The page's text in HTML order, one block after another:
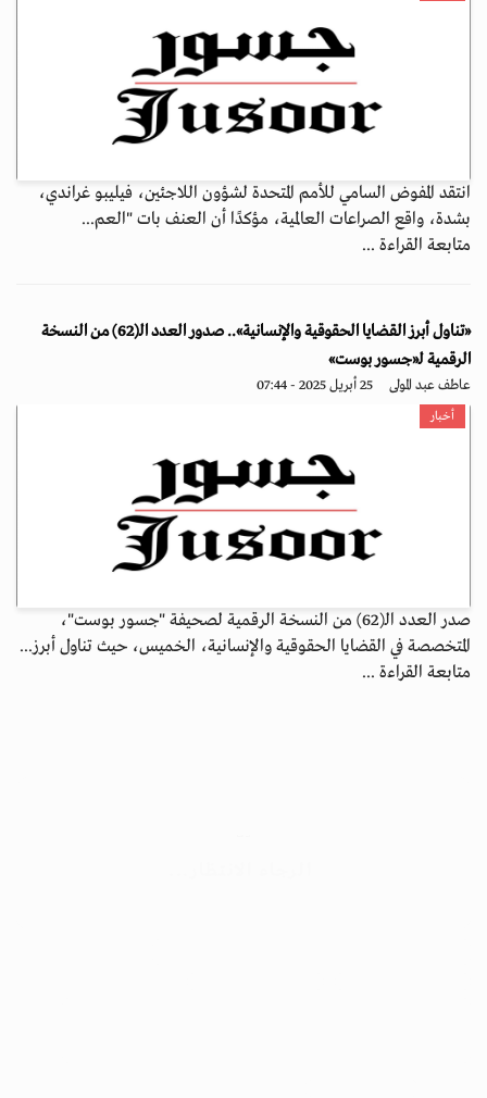
انتقد المفوض السامي للأمم المتحدة لشؤون اللاجئين، فيليبو غراندي،
بشدة، واقع الصراعات العالمية، مؤكدًا أن العنف بات "العم...
متابعة القراءة ...
«تناول أبرز القضايا الحقوقية والإنسانية».. صدور العدد الـ(62) من النسخة
الرقمية لـ«جسور بوست»
عاطف عبد المولى 25 أبريل 2025 - 07:44
أخبار
صدر العدد الـ(62) من النسخة الرقمية لصحيفة "جسور بوست"،
المتخصصة في القضايا الحقوقية والإنسانية، الخميس، حيث تناول أبرز...
متابعة القراءة ...